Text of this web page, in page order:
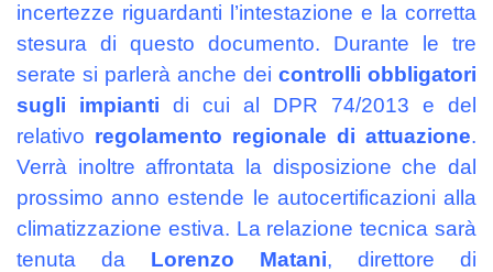
incertezze riguardanti l’intestazione e la corretta
stesura di questo documento. Durante le tre
serate si parlerà anche dei controlli obbligatori
sugli impianti di cui al DPR 74/2013 e del
relativo regolamento regionale di attuazione.
Verrà inoltre affrontata la disposizione che dal
prossimo anno estende le autocertificazioni alla
climatizzazione estiva. La relazione tecnica sarà
tenuta da Lorenzo Matani, direttore di